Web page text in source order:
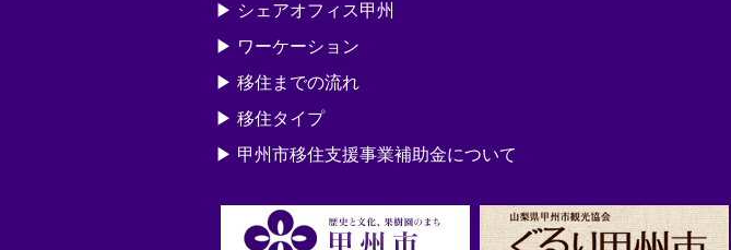
シェアオフィス甲州
ワーケーション
移住までの流れ
移住タイプ
甲州市移住支援事業補助金について